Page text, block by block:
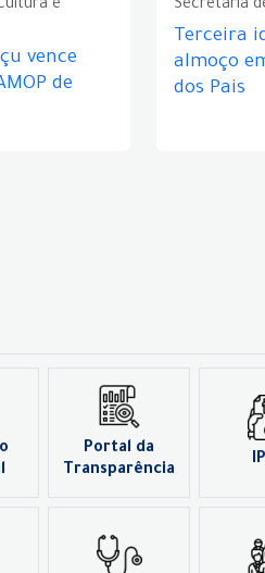
e
vence
de
Secretaria
Terceira
almoço
dos Pais
Portal da
Transparência